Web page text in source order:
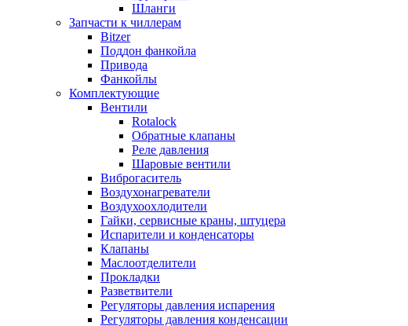
Шланги
Запчасти к чиллерам
Bitzer
Поддон фанкойла
Привода
Фанкойлы
Комплектующие
Вентили
Rotalock
Обратные клапаны
Реле давления
Шаровые вентили
Виброгаситель
Воздухонагреватели
Воздухоохлодители
Гайки, сервисные краны, штуцера
Испарители и конденсаторы
Клапаны
Маслоотделители
Прокладки
Разветвители
Регуляторы давления испарения
Регуляторы давления конденсации